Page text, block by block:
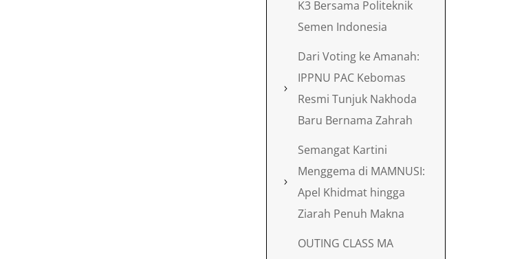
K3 Bersama Politeknik
Semen Indonesia
Dari Voting ke Amanah:
IPPNU PAC Kebomas
Resmi Tunjuk Nakhoda
Baru Bernama Zahrah
Semangat Kartini
Menggema di MAMNUSI:
Apel Khidmat hingga
Ziarah Penuh Makna
OUTING CLASS MA